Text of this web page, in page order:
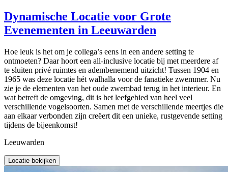
Dynamische Locatie voor Grote
Evenementen in Leeuwarden
Hoe leuk is het om je collega’s eens in een andere setting te
ontmoeten? Daar hoort een all-inclusive locatie bij met meerdere af
te sluiten privé ruimtes en adembenemend uitzicht! Tussen 1904 en
1965 was deze locatie hét walhalla voor de fanatieke zwemmer. Nu
zie je de elementen van het oude zwembad terug in het interieur. En
wat betreft de omgeving, dit is het leefgebied van heel veel
verschillende vogelsoorten. Samen met de verschillende meertjes die
aan elkaar verbonden zijn creëert dit een unieke, rustgevende setting
tijdens de bijeenkomst!
Leeuwarden
Locatie bekijken